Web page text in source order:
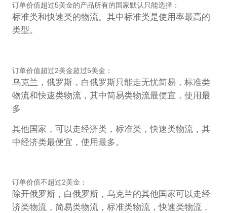
订单价值超过5美金的产品所有的国家默认只能选择：
标准类和快速类的物流。其中标准类是使用率最高的
类型。
订单价值超过2美金超过5美金：
乌克兰，俄罗斯，白俄罗斯只能走无忧简易，标准类
物流和快速类物流，其中简易类物流最便宜，使用最
多
其他国家，可以走经济类，标准类，快速类物流，其
中经济类最便宜，使用最多。
订单价值不超过2美金：
除开俄罗斯，白俄罗斯，乌克兰的其他国家可以走经
济类物流，简易类物流，标准类物流，快速类物流，